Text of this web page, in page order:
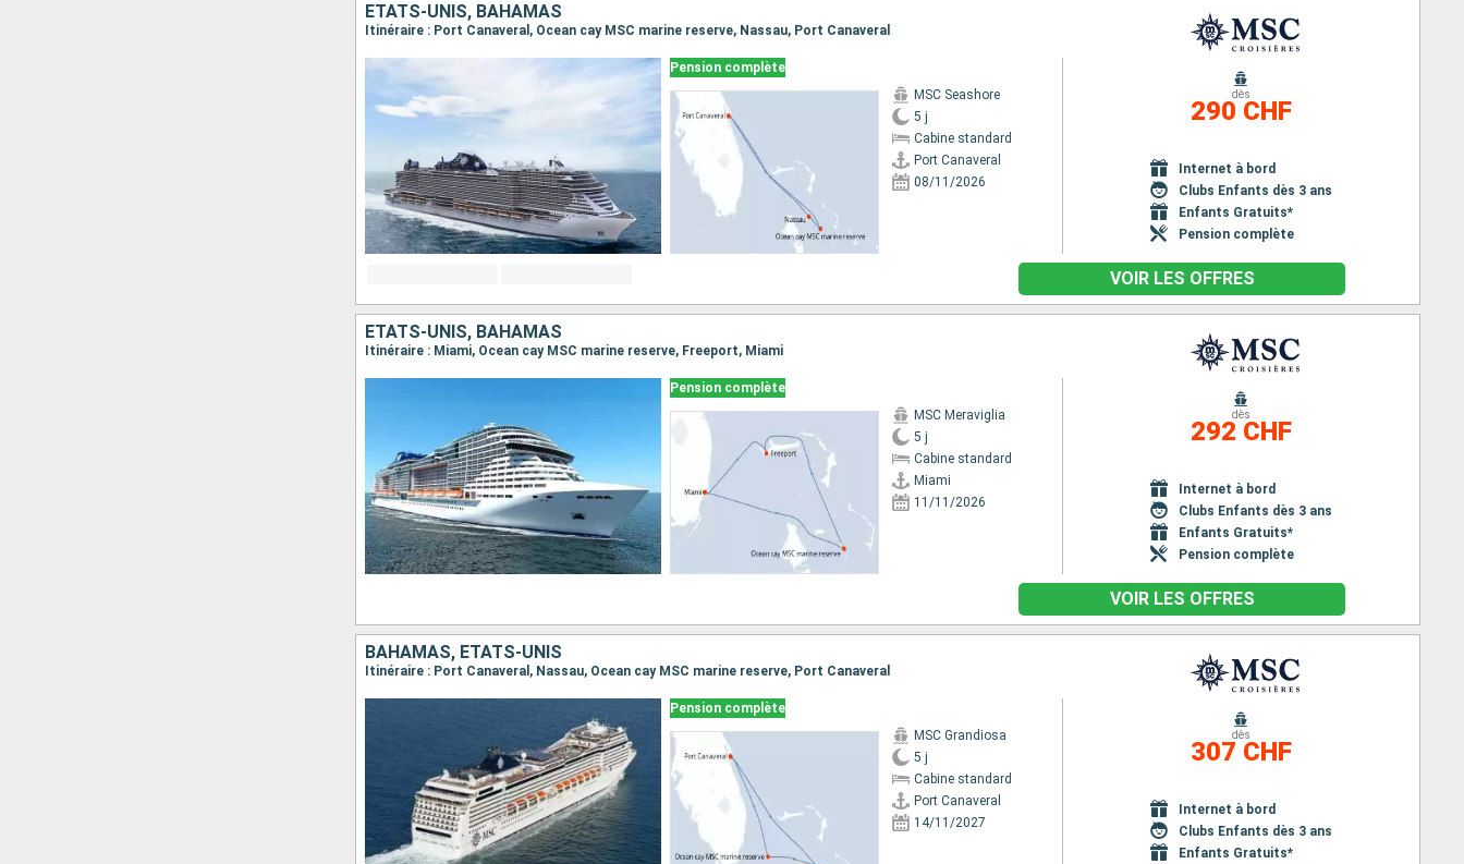
ÉTATS-UNIS, BAHAMAS
Itinéraire : Port Canaveral, Ocean cay MSC marine reserve, Nassau, Port Canaveral
Pension complète
MSC Seashore
5 j
Cabine standard
Port Canaveral
08/11/2026
dès
290 CHF
Internet à bord
Clubs Enfants dès 3 ans
Enfants Gratuits*
Pension complète
VOIR LES OFFRES
ÉTATS-UNIS, BAHAMAS
Itinéraire : Miami, Ocean cay MSC marine reserve, Freeport, Miami
Pension complète
MSC Meraviglia
5 j
Cabine standard
Miami
11/11/2026
dès
292 CHF
Internet à bord
Clubs Enfants dès 3 ans
Enfants Gratuits*
Pension complète
VOIR LES OFFRES
BAHAMAS, ÉTATS-UNIS
Itinéraire : Port Canaveral, Nassau, Ocean cay MSC marine reserve, Port Canaveral
Pension complète
MSC Grandiosa
5 j
Cabine standard
Port Canaveral
14/11/2027
dès
307 CHF
Internet à bord
Clubs Enfants dès 3 ans
Enfants Gratuits*